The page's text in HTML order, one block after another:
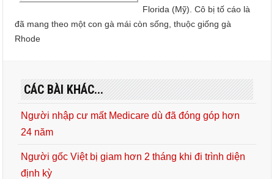
Florida (Mỹ). Cô bị tố cáo là
đã mang theo một con gà mái còn sống, thuộc giống gà
Rhode
CÁC BÀI KHÁC...
Người nhập cư mất Medicare dù đã đóng góp hơn
24 năm
Người gốc Việt bị giam hơn 2 tháng khi đi trình diện
định kỳ